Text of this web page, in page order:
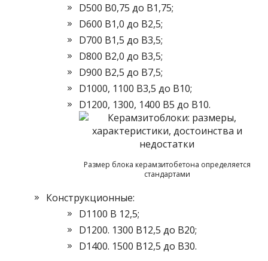
D500 В0,75 до В1,75;
D600 В1,0 до В2,5;
D700 В1,5 до В3,5;
D800 В2,0 до В3,5;
D900 В2,5 до В7,5;
D1000, 1100 В3,5 до В10;
D1200, 1300, 1400 В5 до В10.
Размер блока керамзитобетона определяется
стандартами
Конструкционные:
D1100 В 12,5;
D1200. 1300 В12,5 до В20;
D1400. 1500 В12,5 до В30.